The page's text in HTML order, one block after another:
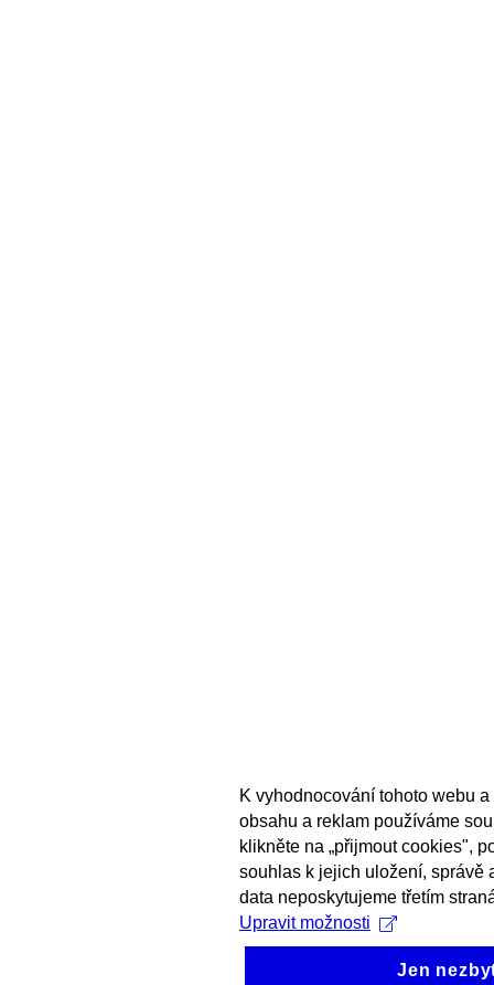
K vyhodnocování tohoto webu
obsahu a reklam používáme
klikněte na „přijmout cookies",
souhlas k jejich uložení, správě
data neposkytujeme třetím
Upravit možnosti
Jen